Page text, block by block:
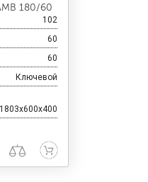
180/60
102
60
60
Ключевой
1803x600x400